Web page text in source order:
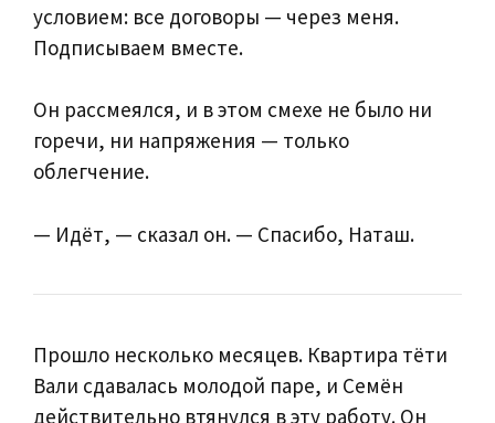
условием: все договоры — через меня.
Подписываем вместе.
Он рассмеялся, и в этом смехе не было ни
горечи, ни напряжения — только
облегчение.
— Идёт, — сказал он. — Спасибо, Наташ.
Прошло несколько месяцев. Квартира тёти
Вали сдавалась молодой паре, и Семён
действительно втянулся в эту работу. Он